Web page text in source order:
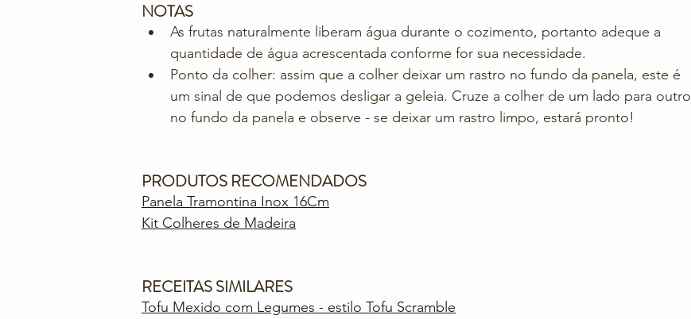
NOTAS
As frutas naturalmente liberam água durante o cozimento, portanto adeque a
quantidade de água acrescentada conforme for sua necessidade.
Ponto da colher: assim que a colher deixar um rastro no fundo da panela, este é
um sinal de que podemos desligar a geleia. Cruze a colher de um lado para outro
no fundo da panela e observe - se deixar um rastro limpo, estará pronto!
PRODUTOS RECOMENDADOS
Panela Tramontina Inox 16Cm
Kit Colheres de Madeira
RECEITAS SIMILARES
Tofu Mexido com Legumes - estilo Tofu Scramble